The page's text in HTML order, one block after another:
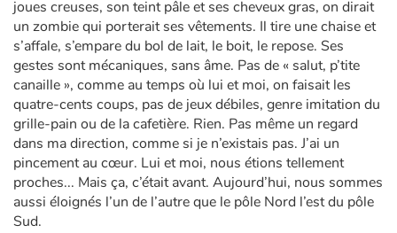
joues creuses, son teint pâle et ses cheveux gras, on dirait
un zombie qui porterait ses vêtements. Il tire une chaise et
s’affale, s’empare du bol de lait, le boit, le repose. Ses
gestes sont mécaniques, sans âme. Pas de « salut, p’tite
canaille », comme au temps où lui et moi, on faisait les
quatre-cents coups, pas de jeux débiles, genre imitation du
grille-pain ou de la cafetière. Rien. Pas même un regard
dans ma direction, comme si je n’existais pas. J’ai un
pincement au cœur. Lui et moi, nous étions tellement
proches... Mais ça, c’était avant. Aujourd’hui, nous sommes
aussi éloignés l’un de l’autre que le pôle Nord l’est du pôle
Sud.